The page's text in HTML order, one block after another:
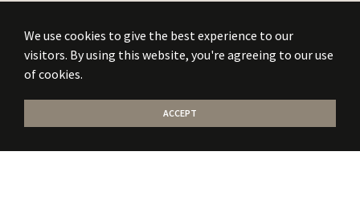
We use cookies to give the best experience to our
visitors. By using this website, you're agreeing to our use
of cookies.
ACCEPT